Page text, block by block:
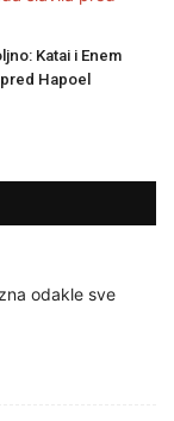
Katai i Enem
Hapoel
odakle sve